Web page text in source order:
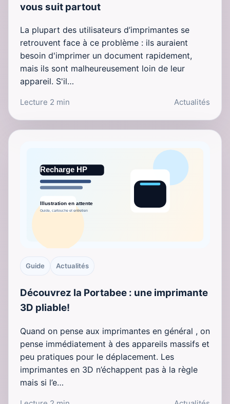
vous suit partout
La plupart des utilisateurs d’imprimantes se
retrouvent face à ce problème : ils auraient
besoin d'imprimer un document rapidement,
mais ils sont malheureusement loin de leur
appareil. S'il…
Lecture 2 min Actualités
Guide Actualités
Découvrez la Portabee : une imprimante
3D pliable!
Quand on pense aux imprimantes en général , on
pense immédiatement à des appareils massifs et
peu pratiques pour le déplacement. Les
imprimantes en 3D n’échappent pas à la règle
mais si l’e…